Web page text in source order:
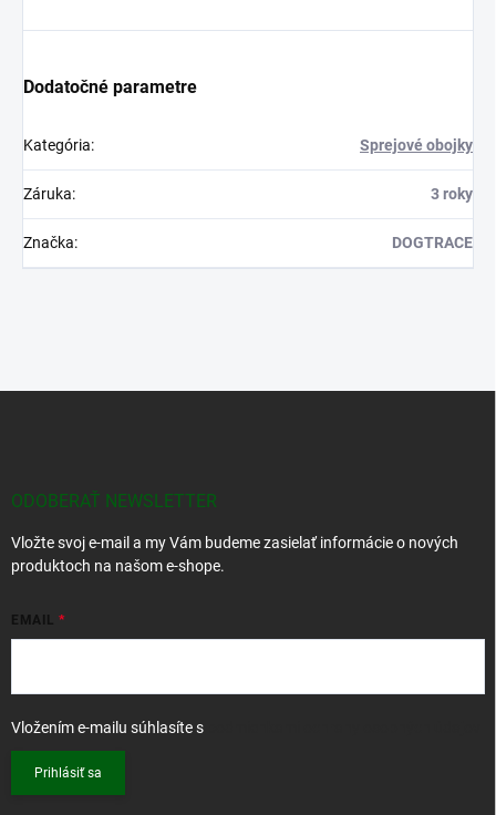
Dodatočné parametre
Kategória: Sprejové obojky
Záruka: 3 roky
Značka: DOGTRACE
ODOBERAŤ NEWSLETTER
Vložte svoj e-mail a my Vám budeme zasielať informácie o nových
produktoch na našom e-shope.
EMAIL
Vložením e-mailu súhlasíte s
Prihlásiť sa